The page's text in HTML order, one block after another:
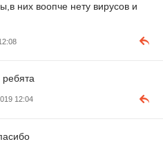
них воопче нету вирусов и
12:04